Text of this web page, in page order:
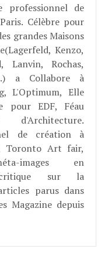
professionnel de
Célèbre pour
grandes Maisons
Kenzo,
Lanvin, Rochas,
a Collabore à
L'Optimum, Elle
pour EDF, Féau
d'Architecture.
de création à
Toronto Art fair,
images en
critique sur la
parus dans
Magazine depuis